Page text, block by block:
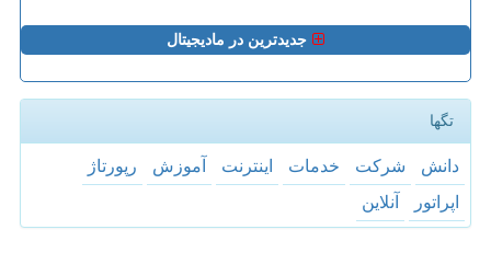
جدیدترین در مادیجیتال
تگها
دانش شركت خدمات اینترنت آموزش
رپورتاژ
اپراتور
آنلاین